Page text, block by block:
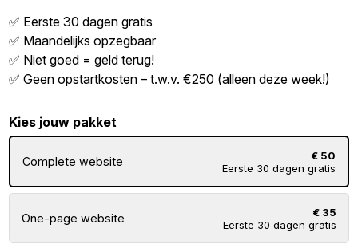
✅ Eerste 30 dagen gratis
✅ Maandelijks opzegbaar
✅ Niet goed = geld terug!
✅ Geen opstartkosten – t.w.v. €250 (alleen deze week!)
Kies jouw pakket
Complete website
€ 50
Eerste 30 dagen gratis
One-page website
€ 35
Eerste 30 dagen gratis